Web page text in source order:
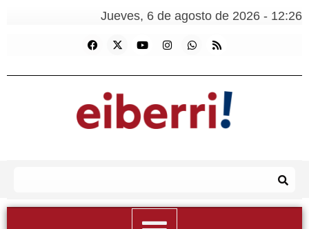
Jueves, 6 de agosto de 2026 - 12:26